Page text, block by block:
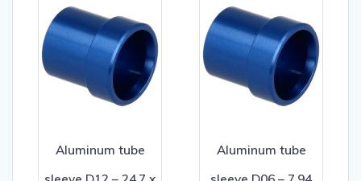
Aluminum tube
Aluminum tube